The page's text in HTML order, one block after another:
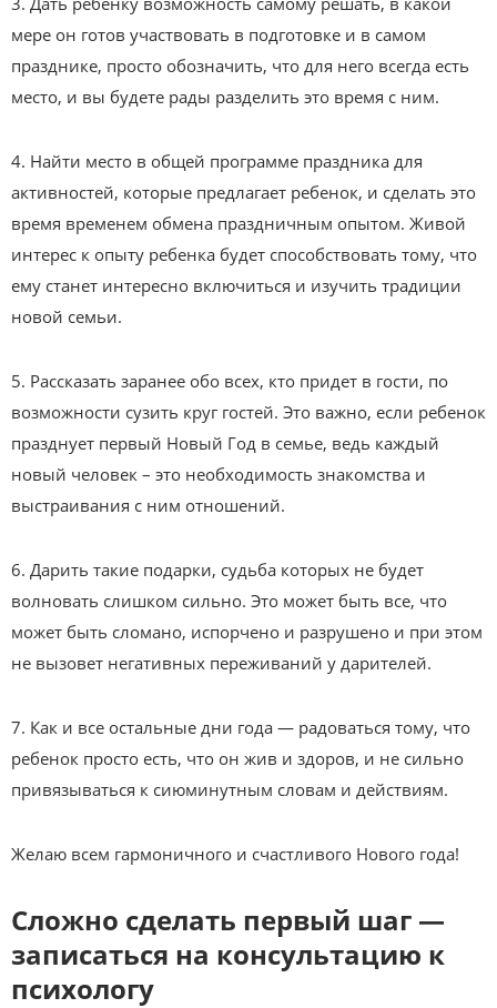
мере он готов участвовать в подготовке и в самом
празднике, просто обозначить, что для него всегда есть
место, и вы будете рады разделить это время с ним.
4. Найти место в общей программе праздника для
активностей, которые предлагает ребенок, и сделать это
время временем обмена праздничным опытом. Живой
интерес к опыту ребенка будет способствовать тому, что
ему станет интересно включиться и изучить традиции
новой семьи.
5. Рассказать заранее обо всех, кто придет в гости, по
возможности сузить круг гостей. Это важно, если ребенок
празднует первый Новый Год в семье, ведь каждый
новый человек – это необходимость знакомства и
выстраивания с ним отношений.
6. Дарить такие подарки, судьба которых не будет
волновать слишком сильно. Это может быть все, что
может быть сломано, испорчено и разрушено и при этом
не вызовет негативных переживаний у дарителей.
7. Как и все остальные дни года — радоваться тому, что
ребенок просто есть, что он жив и здоров, и не сильно
привязываться к сиюминутным словам и действиям.
Желаю всем гармоничного и счастливого Нового года!
Сложно сделать первый шаг —
записаться на консультацию к
психологу